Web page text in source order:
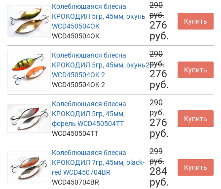
Колеблющаяся блесна
КРОКОДИЛ 5гр, 45мм, окунь
WCD450504OK
WCD450504OK
290
руб.
276
руб.
Купить
Колеблющаяся блесна
КРОКОДИЛ 5гр, 45мм, окунь2
WCD450504OK-2
WCD450504OK-2
290
руб.
276
руб.
Купить
Колеблющаяся блесна
КРОКОДИЛ 5гр, 45мм,
форель WCD450504TT
WCD450504TT
290
руб.
276
руб.
Купить
Колеблющаяся блесна
КРОКОДИЛ 7гр, 45мм, black-
red WCD450704BR
WCD450704BR
299
руб.
284
руб.
Купить